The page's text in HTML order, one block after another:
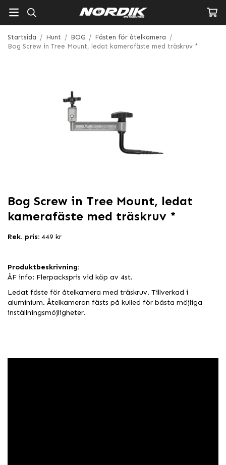
Startsida / Hunt / BOG / Fästen för åtelkamera /
Bog Screw in Tree Mount, ledat kamerafäste med träskruv *
Bog Screw in Tree Mount, ledat
kamerafäste med träskruv *
Rek. pris: 449 kr
Produktbeskrivning:
ÅF info: Flerpackspris vid köp av 4st.
Ledat fäste för åtelkamera med träskruv. Tillverkad i
aluminium. Åtelkameran fästs på kulled för bästa möjliga
inställningsmöjligheter.